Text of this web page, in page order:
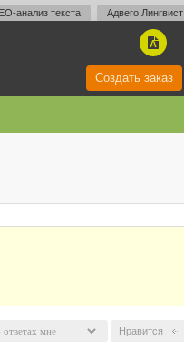
анализ текста Адвего Лингвист
A
Создать заказ
Нравится